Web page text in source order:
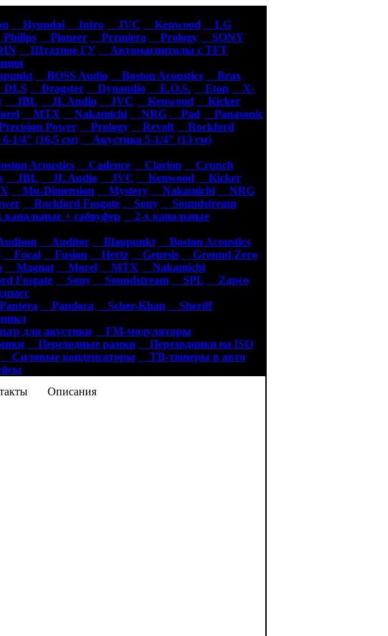
Hyundai Intro JVC Kenwood
LG
Pioneer Premiera Prology
SONY
Штатное ГУ
Автомагнитолы с TFT
BOSS Audio Boston Acoustics
Brax
Dragster Dynaudio E.O.S. Eton
X-
JBL JL Audio JVC Kenwood
Kicker
MTX Nakamichi NRG Pad
Panasonic
Power Prology Revolt
Rockford
1/4" (16,5 см)
Акустика 5-1/4" (13 см)
Acoustics Cadence Clarion
Crunch
JBL JL Audio JVC Kenwood
Kicker
Mu-Dimension Mystery Nakamichi
NRG
Rockford Fosgate Sony
Soundstream
+ сабвуфер
2-х канальные
Auditor Blaupunkt
Boston Acoustics
Focal Fusion Hertz Genesis
Ground Zero
Magnat Morel MTX
Nakamichi
Fosgate Sony Soundstream SPL
Zapco
Pandora Scher-Khan
Sheriff
для акустики
FM-модуляторы
Переходные рамки
Переходники на ISO
Силовые конденсаторы
ТВ-тюнеры в авто
Описания